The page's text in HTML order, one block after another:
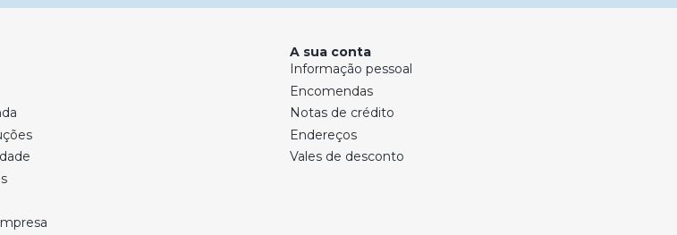
A sua conta
Informação pessoal
Encomendas
Notas de crédito
Endereços
Vales de desconto